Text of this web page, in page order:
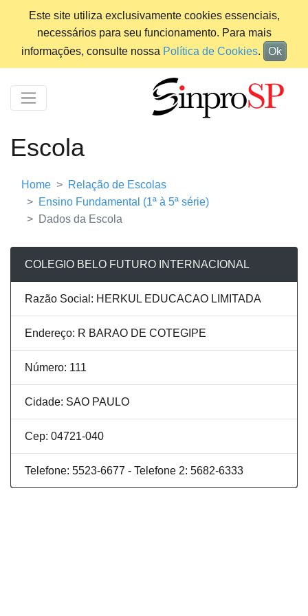
Este site utiliza exclusivamente cookies essenciais,
necessários para seu funcionamento. Para mais
informações, consulte nossa Política de Cookies. Ok
Escola
Home
Relação de Escolas
Ensino Fundamental (1ª à 5ª série)
Dados da Escola
COLEGIO BELO FUTURO INTERNACIONAL
Razão Social: HERKUL EDUCACAO LIMITADA
Endereço: R BARAO DE COTEGIPE
Número: 111
Cidade: SAO PAULO
Cep: 04721-040
Telefone: 5523-6677 - Telefone 2: 5682-6333